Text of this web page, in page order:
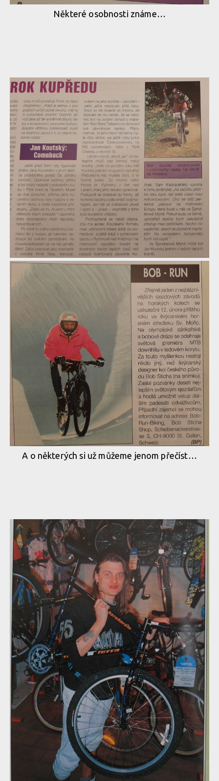
Některé osobnosti známe…
A o některých si už můžeme jenom přečíst…